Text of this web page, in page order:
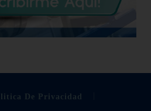
De Privacidad